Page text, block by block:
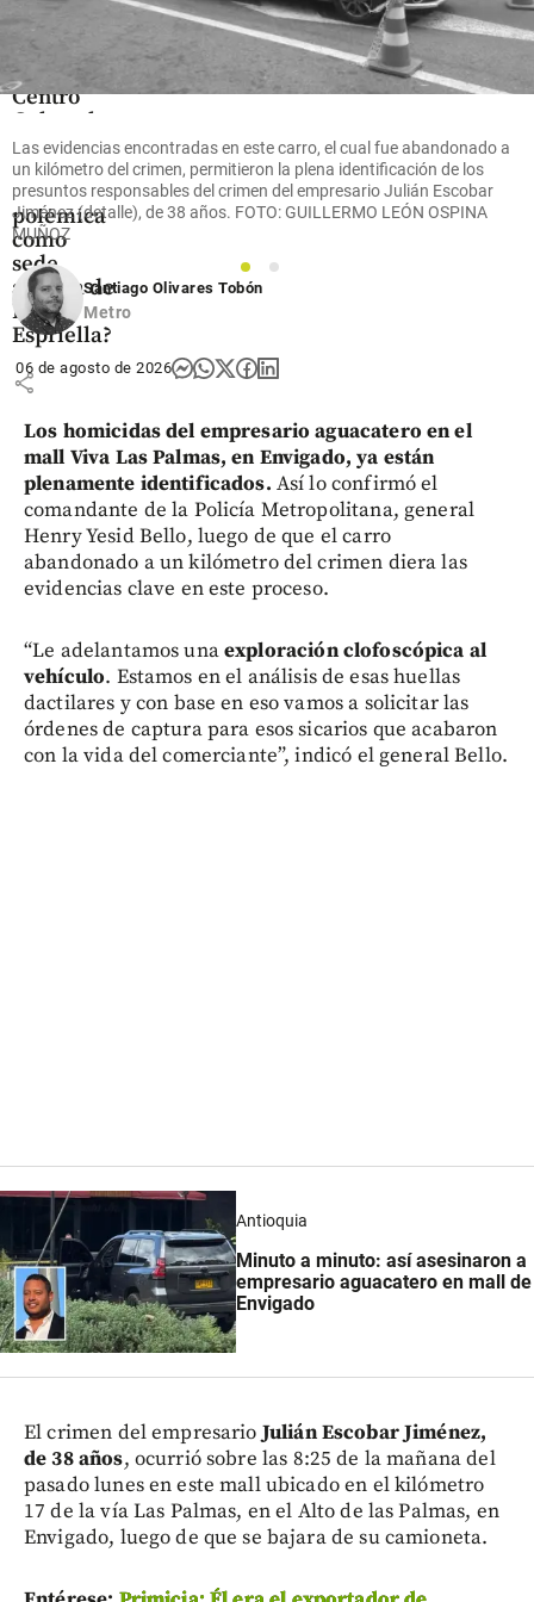
Colombia
¿Qué es el
Centro
Cultural
de Cali y
por qué
generó
polémica
como
sede
alterna de
De La
Espriella?
share
Las evidencias encontradas en este carro, el cual fue abandonado a
un kilómetro del crimen, permitieron la plena identificación de los
presuntos responsables del crimen del empresario Julián Escobar
Jiménez (detalle), de 38 años. FOTO: GUILLERMO LEÓN OSPINA
MUÑOZ
1
2
Santiago Olivares Tobón
Metro
06 de agosto de 2026
Los homicidas del empresario aguacatero en el
mall Viva Las Palmas, en Envigado, ya están
plenamente identificados. Así lo confirmó el
comandante de la Policía Metropolitana, general
Henry Yesid Bello, luego de que el carro
abandonado a un kilómetro del crimen diera las
evidencias clave en este proceso.
“Le adelantamos unaexploración clofoscópica al
vehículo. Estamos en el análisis de esas huellas
dactilares y con base en eso vamos a solicitar las
órdenes de captura para esos sicarios que acabaron
con la vida del comerciante”, indicó el general Bello.
Antioquia
Minuto a minuto: así asesinaron a
empresario aguacatero en mall de
Envigado
El crimen del empresarioJulián Escobar Jiménez,
de 38 años, ocurrió sobre las 8:25 de la mañana del
pasado lunes en este mall ubicado en el kilómetro
17 de la vía Las Palmas, en el Alto de las Palmas, en
Envigado, luego de que se bajara de su camioneta.